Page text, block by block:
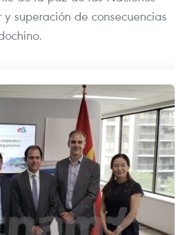
superación de consecuencias